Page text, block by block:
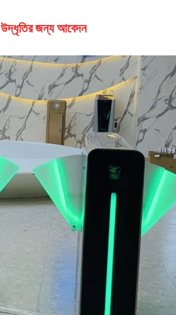
উদ্ধৃতির জন্য আবেদন